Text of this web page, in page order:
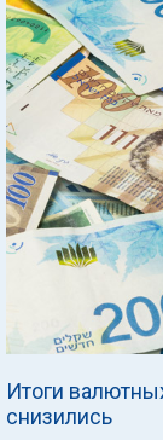
Итоги
снизились